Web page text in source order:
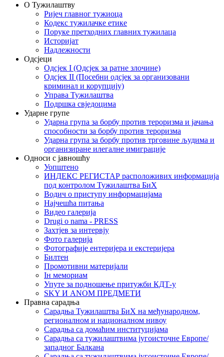
О Тужилаштву
Ријеч главног тужиоца
Кодекс тужилачке етике
Поруке претходних главних тужилаца
Историјат
Надлежности
Одсјеци
Одсјек I (Одсјек за ратне злочине)
Одсјек II (Посебни одсјек за организовани
криминал и корупцију)
Управа Тужилаштва
Подршка свједоцима
Ударне групе
Ударна група за борбу против тероризма и јачања
способности за борбу против тероризма
Ударна група за борбу против трговине људима и
организиране илегалне имиграције
Односи с јавношћу
Уопштено
ИНДЕКС РЕГИСТАР расположивих информација
под контролом Тужилаштва БиХ
Водич о приступу информацијама
Најчешћа питања
Видео галерија
Drugi o nama - PRESS
Захтјев за интервју
Фото галерија
Фотографије ентеријера и екстеријера
Билтен
Промотивни материјали
Iн мемориам
Упуте за подношење притужби КДТ-у
SKY И ANOM ПРЕДМЕТИ
Правна сарадња
Сарадња Тужилаштва БиХ на међународном,
регионалном и националном нивоу
Сарадња са домаћим институцијама
Сарадња са тужилаштвима југоисточне Европе/
западног Балкана